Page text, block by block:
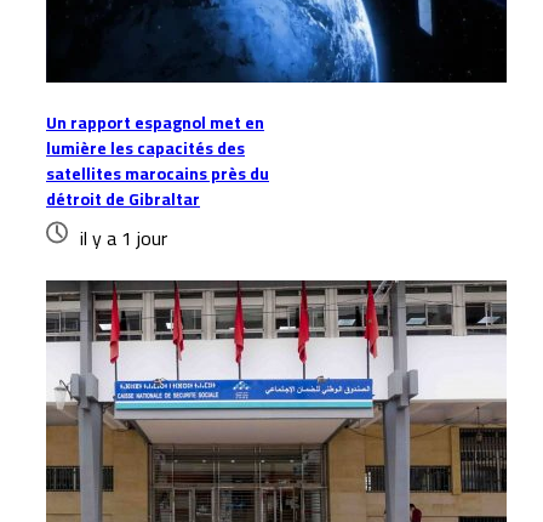
Un rapport espagnol met en
lumière les capacités des
satellites marocains près du
détroit de Gibraltar
il y a 1 jour